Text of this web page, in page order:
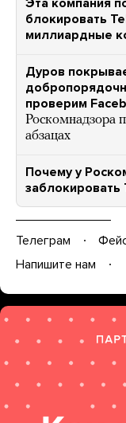
Эта компания
блокировать
миллиардные
Дуров
проверим
Роскомнадзора
абзацах
Почему у
заблокировать
Телеграм
Напишите нам